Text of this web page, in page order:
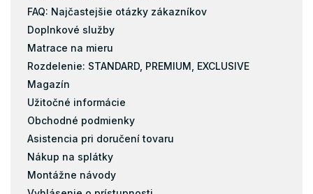
FAQ: Najčastejšie otázky zákazníkov
Doplnkové služby
Matrace na mieru
Rozdelenie: STANDARD, PREMIUM, EXCLUSIVE
Magazín
Užitočné informácie
Obchodné podmienky
Asistencia pri doručení tovaru
Nákup na splátky
Montážne návody